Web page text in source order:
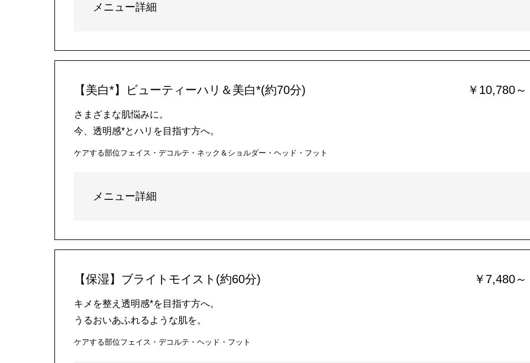
メニュー詳細
【美白*】ビューティーハリ＆美白*(約70分) ￥10,780～
さまざまな肌悩みに。
今、透明感*とハリを目指す方へ。
ケアする部位フェイス・デコルテ・ネック＆ショルダー・ヘッド・フット
メニュー詳細
【保湿】ブライトモイスト(約60分) ￥7,480～
キメを整え透明感*を目指す方へ。
うるおいあふれるような肌を。
ケアする部位フェイス・デコルテ・ヘッド・フット